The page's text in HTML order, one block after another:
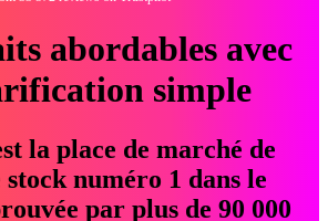
abordables avec
simple
la place de marché de
stock numéro 1 dans le
par plus de 90 000